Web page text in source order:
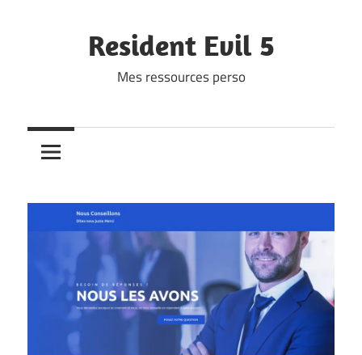
Resident Evil 5
Mes ressources perso